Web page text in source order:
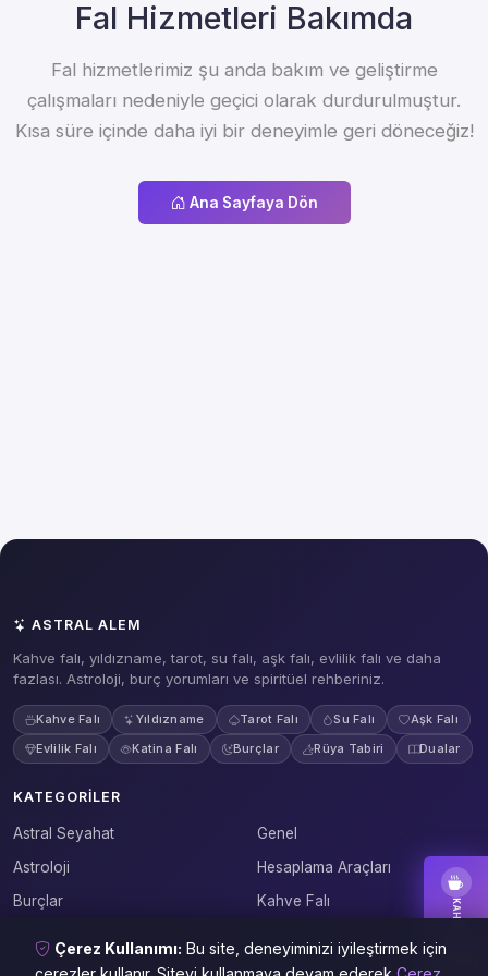
Fal Hizmetleri Bakımda
Fal hizmetlerimiz şu anda bakım ve geliştirme
çalışmaları nedeniyle geçici olarak durdurulmuştur.
Kısa süre içinde daha iyi bir deneyimle geri döneceğiz!
Ana Sayfaya Dön
ASTRAL ALEM
Kahve falı, yıldızname, tarot, su falı, aşk falı, evlilik falı ve daha
fazlası. Astroloji, burç yorumları ve spiritüel rehberiniz.
Kahve Falı Yıldızname Tarot Falı Su Falı
Aşk Falı
Evlilik Falı
Katina Falı Burçlar Rüya Tabiri Dualar
KATEGORILER
Astral Seyahat
Astroloji
Burçlar
Genel
Hesaplama Araçları
Kahve Falı
Rüya Yorumları
KAHVE FALI
Çerez Kullanımı: Bu site, deneyiminizi iyileştirmek için